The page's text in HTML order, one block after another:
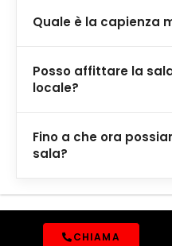
Quale è la capienza
Posso affittare la
locale?
Fino a che ora
sala?
CHIAMA